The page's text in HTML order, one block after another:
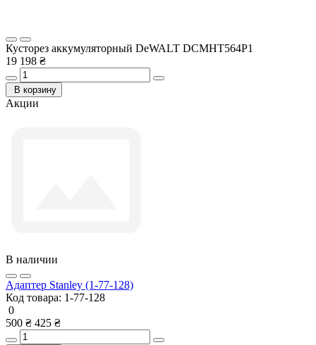
Кусторез аккумуляторный DeWALT DCMHT564P1
19 198 ₴
В корзину
Акции
В наличии
Адаптер Stanley (1-77-128)
Код товара: 1-77-128
0
500 ₴ 425 ₴